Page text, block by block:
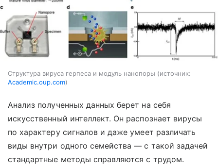
Структура вируса герпеса и модуль нанопоры
источник:
Academic.oup.com
Анализ полученных данных берет на себя
искусственный интеллект. Он распознает вирусы
по характеру сигналов и даже умеет различать
виды внутри одного семейства — с такой задачей
стандартные методы справляются с трудом.